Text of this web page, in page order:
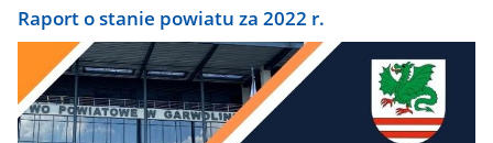
Raport o stanie powiatu za 2022 r.